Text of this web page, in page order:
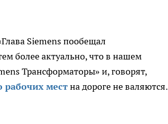
Siemens пообещал
более актуально, что в нашем
Трансформаторы» и, говорят,
рабочих местна дороге не валяются.